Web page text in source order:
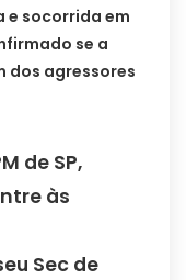
e socorrida em
se a
dos agressores
de SP,
às
Sec de